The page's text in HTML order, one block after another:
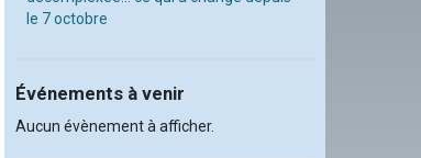
le 7 octobre
Événements à venir
Aucun évènement à afficher.